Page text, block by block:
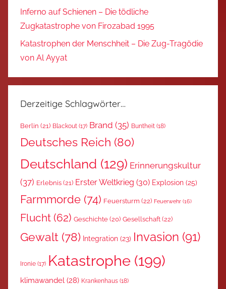
Inferno auf Schienen – Die tödliche
Zugkatastrophe von Firozabad 1995
Katastrophen der Menschheit – Die Zug-Tragödie
von Al Ayyat
Derzeitige Schlagwörter…
Berlin (21) Blackout (17) Brand (35) Buntheit (18)
Deutsches Reich (80)
Deutschland (129) Erinnerungskultur
(37) Erlebnis (21) Erster Weltkrieg (30) Explosion (25)
Farmmorde (74) Feuersturm (22) Feuerwehr (16)
Flucht (62) Geschichte (20) Gesellschaft(22)
Gewalt (78) Integration (23) Invasion (91)
Ironie (17) Katastrophe (199)
klimawandel (28) Krankenhaus (18)